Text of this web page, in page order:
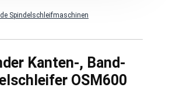
Spindelschleifmaschinen
Kanten-, Band-
OSM600